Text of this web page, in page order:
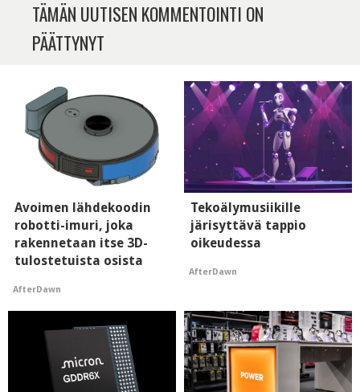
TÄMÄN UUTISEN KOMMENTOINTI ON
PÄÄTTYNYT
Avoimen lähdekoodin
robotti-imuri, joka
rakennetaan itse 3D-
tulostetuista osista
AfterDawn
Tekoälymusiikille
järisyttävä tappio
oikeudessa
AfterDawn